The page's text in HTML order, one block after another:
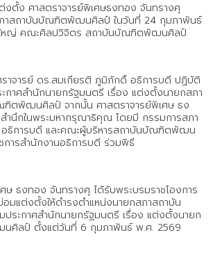
งตั้ง ศาสตราจารย์พิเศษธงทอง จันทรางศุ
าสถาบันบัณฑิตพัฒนศิลป์ ในวันที่ 24 กุมภาพันธ์
หญ่ คณะศิลปวิจิตร สถาบันบัณฑิตพัฒนศิลป์
าจารย์ ดร.สมเกียรติ ภูมิภักดิ์ อธิการบดี ปฏิบัติ
กาศสำนักนายกรัฐมนตรี เรื่อง แต่งตั้งนายกสภา
ตพัฒนศิลป์ จากนั้น ศาสตราจารย์พิเศษ ธง
ำนึกในพระมหากรุณาธิคุณ โดยมี กรรมการสภา
การบดี และคณะผู้บริหารสถาบันบัณฑิตพัฒน
ารสำนักงานอธิการบดี ร่วมพิธี
ษ ธงทอง จันทรางศุ ได้รับพระบรมราชโองการ
อมแต่งตั้งให้ดำรงตำแหน่งนายกสภาสถาบัน
ะกาศสำนักนายกรัฐมนตรี เรื่อง แต่งตั้งนายก
ศิลป์ ตั้งแต่วันที่ 6 กุมภาพันธ์ พ.ศ. 2569